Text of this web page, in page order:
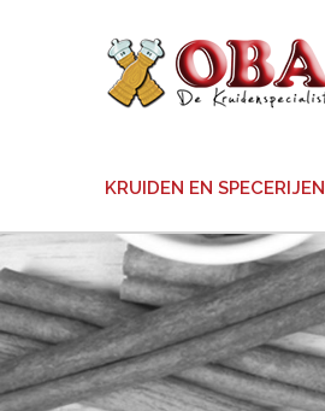
KRUIDEN EN SPECERIJEN